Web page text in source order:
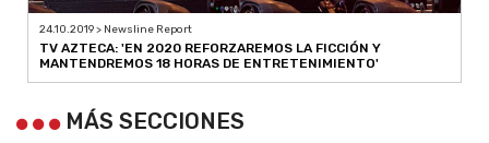
24.10.2019 > Newsline Report
TV AZTECA: 'EN 2020 REFORZAREMOS LA FICCIÓN Y
MANTENDREMOS 18 HORAS DE ENTRETENIMIENTO'
MÁS SECCIONES